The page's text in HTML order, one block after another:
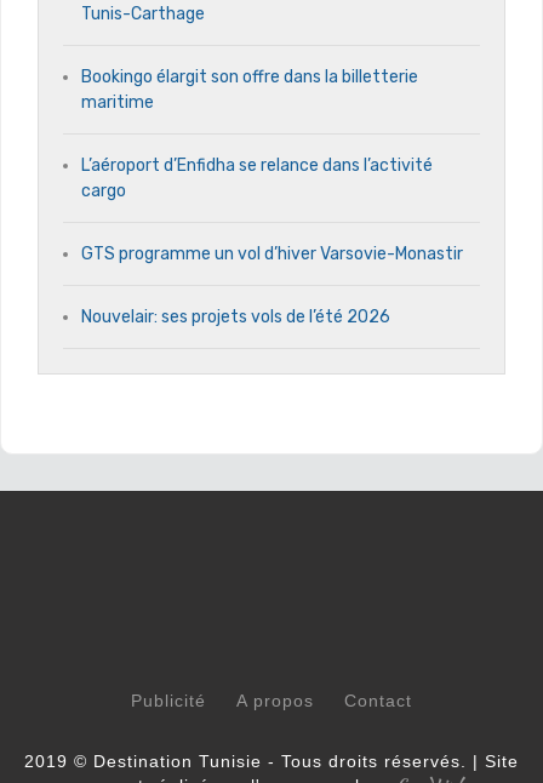
Tunis-Carthage
Bookingo élargit son offre dans la billetterie
maritime
L’aéroport d’Enfidha se relance dans l’activité
cargo
GTS programme un vol d’hiver Varsovie-Monastir
Nouvelair: ses projets vols de l’été 2026
Publicité A propos Contact
2019 © Destination Tunisie - Tous droits réservés. | Site